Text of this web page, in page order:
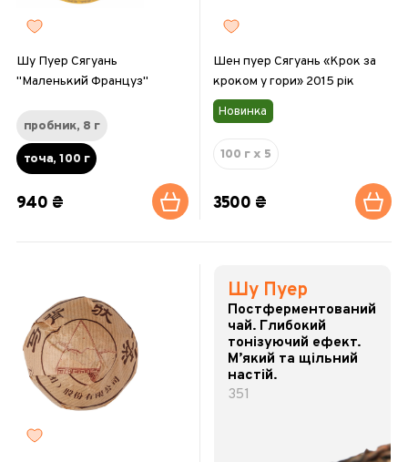
Шу Пуер Сягуань
"Маленький Француз"
пробник, 8 г
точа, 100 г
940 ₴
Шен пуер Сягуань «Крок за
кроком у гори» 2015 рік
Новинка
100 г x 5
3500 ₴
Шу Пуер
Постферментований
чай. Глибокий
тонізуючий ефект.
М’який та щільний
настій.
351